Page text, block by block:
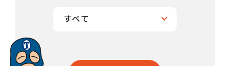
すべて